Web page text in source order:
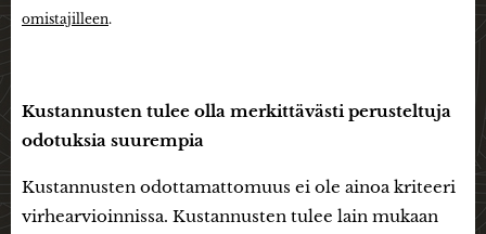
omistajilleen.
Kustannusten tulee olla merkittävästi perusteltuja
odotuksia suurempia
Kustannusten odottamattomuus ei ole ainoa kriteeri
virhearvioinnissa. Kustannusten tulee lain mukaan